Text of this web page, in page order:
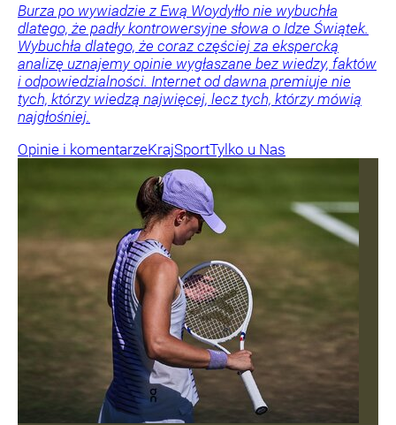
Burza po wywiadzie z Ewą Woydyłło nie wybuchła
dlatego, że padły kontrowersyjne słowa o Idze Świątek.
Wybuchła dlatego, że coraz częściej za ekspercką
analizę uznajemy opinie wygłaszane bez wiedzy, faktów
i odpowiedzialności. Internet od dawna premiuje nie
tych, którzy wiedzą najwięcej, lecz tych, którzy mówią
najgłośniej.
Opinie i komentarzeKrajSportTylko u Nas